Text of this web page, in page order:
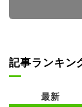
イ 最終章
記事ランキン
最新